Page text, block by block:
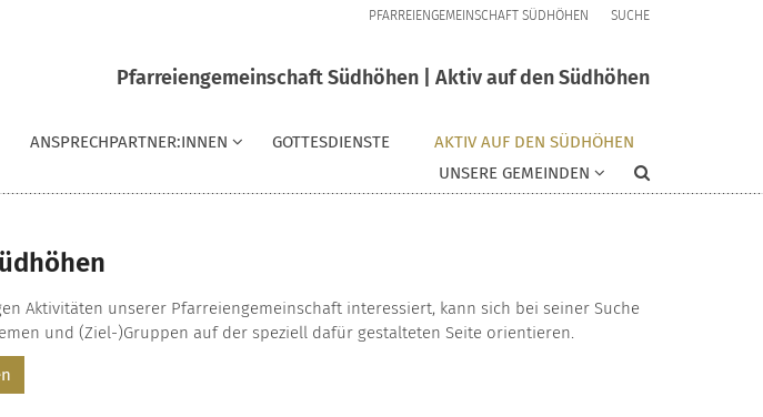
PFARREIENGEMEINSCHAFT SÜDHÖHEN SUCHE
Pfarreiengemeinschaft Südhöhen | Aktiv auf den Südhöhen
ANSPRECHPARTNER:INNEN GOTTESDIENSTE
AKTIV AUF DEN SÜDHÖHEN
UNSERE GEMEINDEN
Aktivitäten unserer Pfarreiengemeinschaft interessiert, kann sich bei seiner Suche
und (Ziel-)Gruppen auf der speziell dafür gestalteten Seite orientieren.